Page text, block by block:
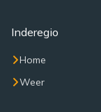
Inderegio
Home
Weer